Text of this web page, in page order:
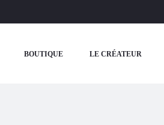
BOUTIQUE LE CRÉATEUR